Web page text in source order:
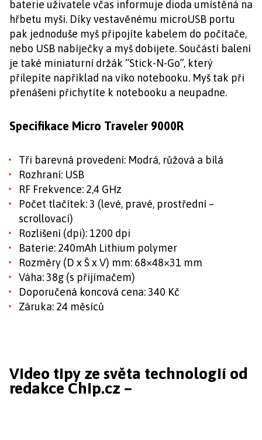
baterie uživatele včas informuje dioda umístěná na
hřbetu myši. Díky vestavěnému microUSB portu
pak jednoduše myš připojíte kabelem do počítače,
nebo USB nabíječky a myš dobijete. Součástí balení
je také miniaturní držák “Stick-N-Go”, který
přilepíte například na víko notebooku. Myš tak při
přenášeni přichytíte k notebooku a neupadne.
Specifikace Micro Traveler 9000R
Tři barevná provedení: Modrá, růžová a bílá
Rozhraní: USB
RF Frekvence: 2,4 GHz
Počet tlačítek: 3 (levé, pravé, prostřední –
scrollovací)
Rozlišení (dpi): 1200 dpi
Baterie: 240mAh Lithium polymer
Rozměry (D x Š x V) mm: 68×48×31 mm
Váha: 38g (s přijímačem)
Doporučená koncová cena: 340 Kč
Záruka: 24 měsíců
Video tipy ze světa technologií od
redakce Chip.cz –